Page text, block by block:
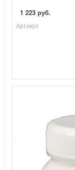
1 223 руб.
Артикул